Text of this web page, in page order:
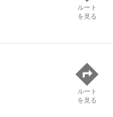
ルート
を見る
ルート
を見る